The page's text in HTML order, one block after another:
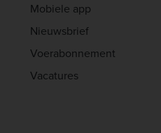
Mobiele app
Nieuwsbrief
Voerabonnement
Vacatures